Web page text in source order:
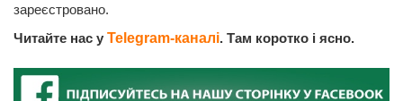
зареєстровано.
Читайте нас у Telegram-каналі. Там коротко і ясно.